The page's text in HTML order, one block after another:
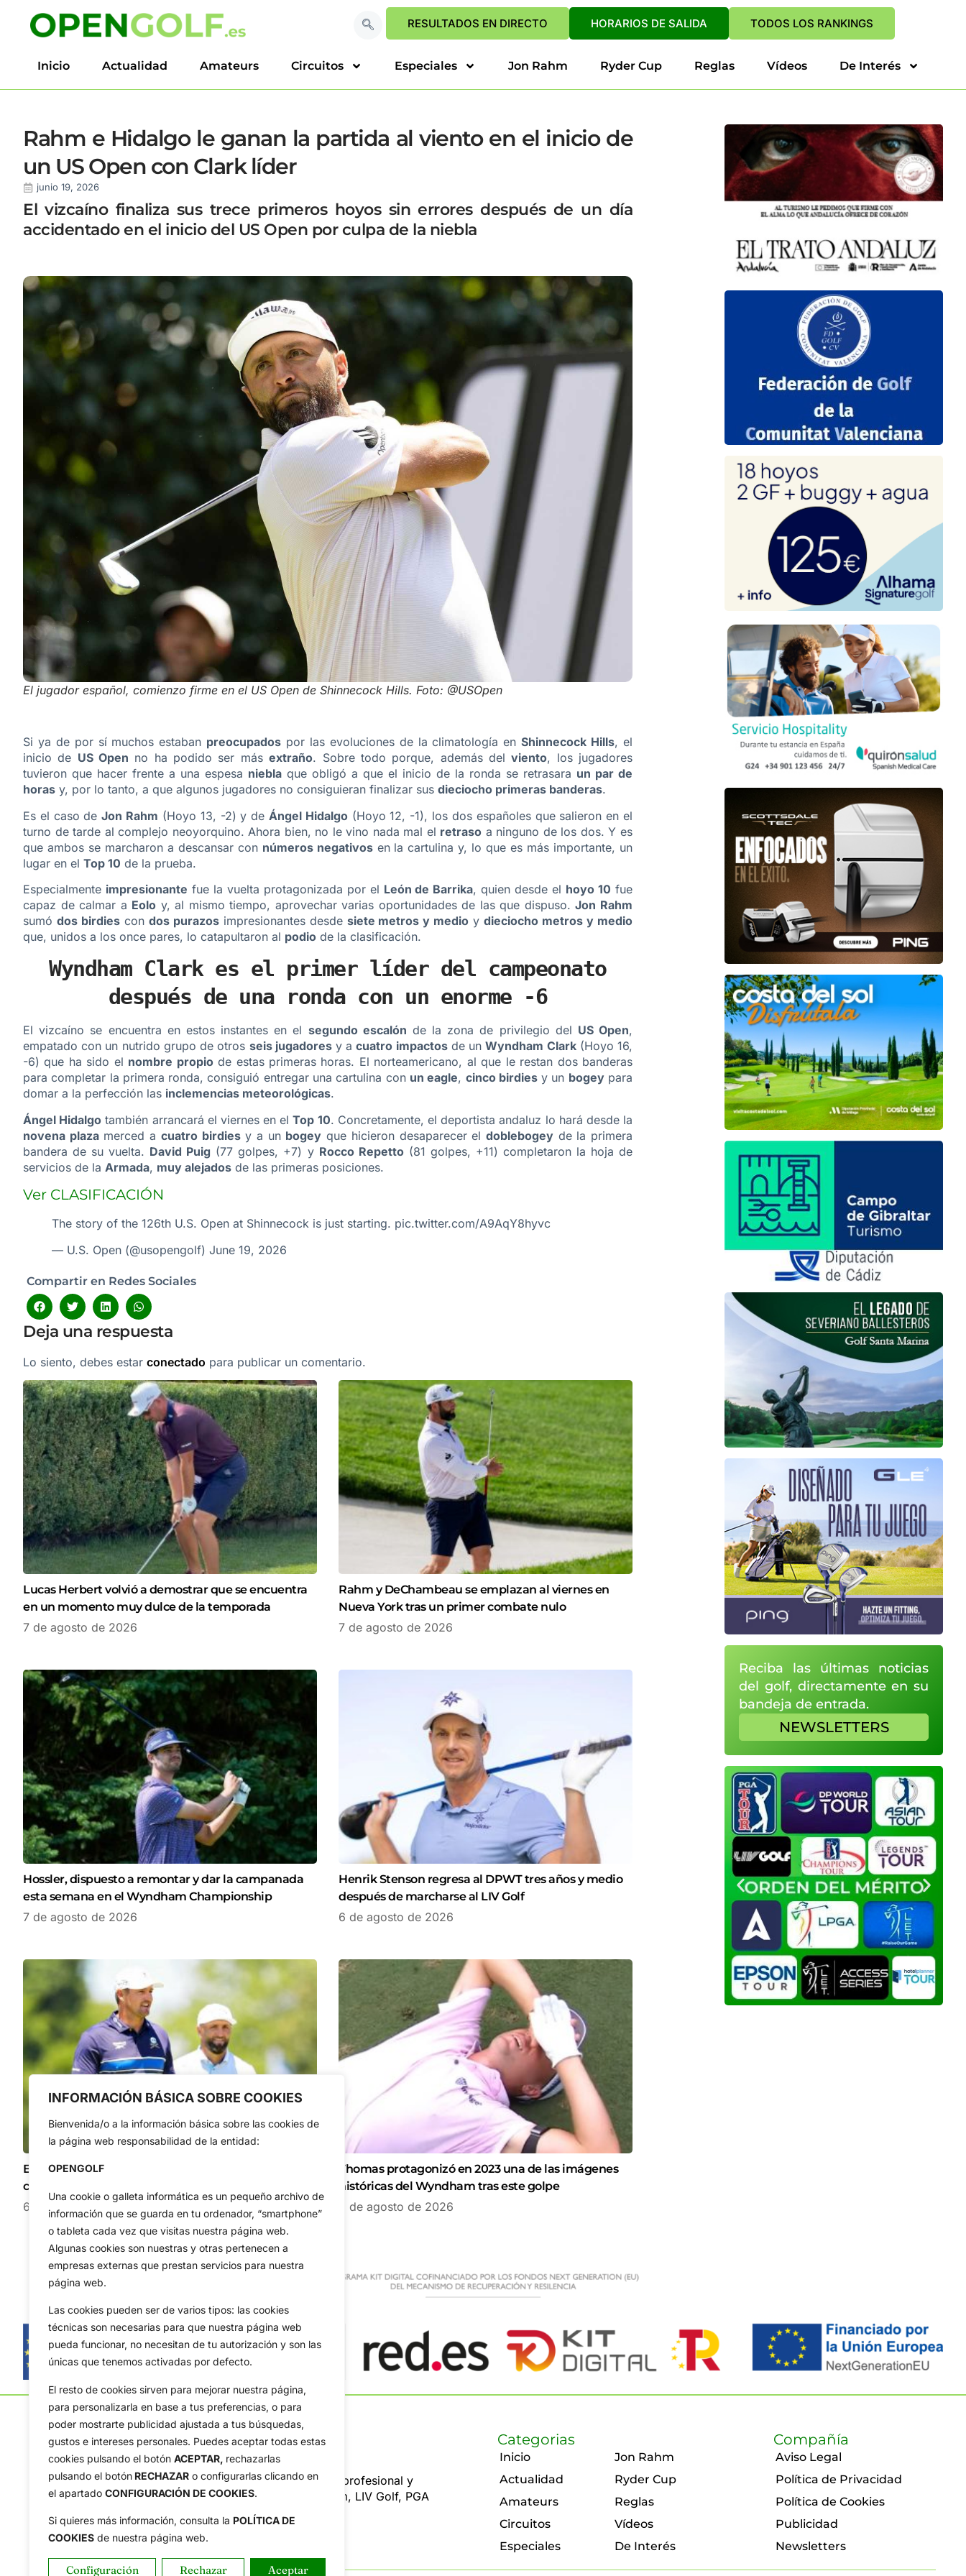
INFORMACIÓN BÁSICA SOBRE COOKIES
Bienvenida/o a la información básica sobre las cookies de
la página web responsabilidad de la entidad:
OPENGOLF
Una cookie o galleta informática es un pequeño archivo de
información que se guarda en tu ordenador, “smartphone”
o tableta cada vez que visitas nuestra página web.
Algunas cookies son nuestras y otras pertenecen a
empresas externas que prestan servicios para nuestra
página web.
Las cookies pueden ser de varios tipos: las cookies
técnicas son necesarias para que nuestra página web
pueda funcionar, no necesitan de tu autorización y son las
únicas que tenemos activadas por defecto.
El resto de cookies sirven para mejorar nuestra página,
para personalizarla en base a tus preferencias, o para
poder mostrarte publicidad ajustada a tus búsquedas,
gustos e intereses personales. Puedes aceptar todas estas
cookies pulsando el botón ACEPTAR, rechazarlas
pulsando el botón RECHAZAR o configurarlas clicando en
el apartado CONFIGURACIÓN DE COOKIES.
Si quieres más información, consulta la POLÍTICA DE
COOKIES de nuestra página web.
Configuración Rechazar Aceptar
RESULTADOS EN DIRECTO HORARIOS DE SALIDA TODOS LOS RANKINGS
Inicio Actualidad Amateurs Circuitos Especiales Jon Rahm Ryder Cup Reglas Vídeos De Interés
Rahm e Hidalgo le ganan la partida al viento en el inicio de
un US Open con Clark líder
junio 19, 2026
El vizcaíno finaliza sus trece primeros hoyos sin errores después de un día
accidentado en el inicio del US Open por culpa de la niebla
El jugador español, comienzo firme en el US Open de Shinnecock Hills. Foto: @USOpen
Si ya de por sí muchos estaban preocupados por las evoluciones de la climatología enShinnecock Hills, el
inicio de US Open no ha podido ser másextraño. Sobre todo porque, además delviento, los jugadores
tuvieron que hacer frente a una espesa niebla que obligó a que el inicio de la ronda se retrasara un par de
horas y, por lo tanto, a que algunos jugadores no consiguieran finalizar sus dieciocho primeras banderas.
Es el caso deJon Rahm (Hoyo 13, -2) y de Ángel Hidalgo(Hoyo 12, -1), los dos españoles que salieron en el
turno de tarde al complejo neoyorquino. Ahora bien, no le vino nada mal el retraso a ninguno de los dos. Y es
que ambos se marcharon a descansar con números negativosen la cartulina y, lo que es más importante, un
lugar en el Top 10 de la prueba.
Especialmente impresionante fue la vuelta protagonizada por el León de Barrika, quien desde el hoyo 10 fue
capaz de calmar a Eolo y, al mismo tiempo, aprovechar varias oportunidades de las que dispuso.Jon Rahm
sumó dos birdiescon dos purazosimpresionantes desde siete metros y medio ydieciocho metros y medio
que, unidos a los once pares, lo catapultaron al podio de la clasificación.
Wyndham Clark es el primer líder del campeonato
después de una ronda con un enorme -6
El vizcaíno se encuentra en estos instantes en el segundo escalón de la zona de privilegio del US Open,
empatado con un nutrido grupo de otros seis jugadoresy acuatro impactosde unWyndham Clark(Hoyo 16,
-6) que ha sido el nombre propiode estas primeras horas. El norteamericano, al que le restan dos banderas
para completar la primera ronda, consiguió entregar una cartulina con un eagle, cinco birdiesy un bogeypara
domar a la perfección las inclemencias meteorológicas.
Ángel Hidalgo también arrancará el viernes en elTop 10. Concretamente, el deportista andaluz lo hará desde la
novena plazamerced a cuatro birdiesy a un bogey que hicieron desaparecer el doblebogeyde la primera
bandera de su vuelta. David Puig (77 golpes, +7) y Rocco Repetto(81 golpes, +11) completaron la hoja de
servicios de la Armada, muy alejados de las primeras posiciones.
Ver CLASIFICACIÓN
The story of the 126th U.S. Open at Shinnecock is just starting. pic.twitter.com/A9AqY8hyvc
— U.S. Open (@usopengolf) June 19, 2026
Compartir en Redes Sociales
Deja una respuesta
Lo siento, debes estar conectado para publicar un comentario.
Lucas Herbert volvió a demostrar que se encuentra
en un momento muy dulce de la temporada
7 de agosto de 2026
Rahm y DeChambeau se emplazan al viernes en
Nueva York tras un primer combate nulo
7 de agosto de 2026
Hossler, dispuesto a remontar y dar la campanada
esta semana en el Wyndham Championship
7 de agosto de 2026
Henrik Stenson regresa al DPWT tres años y medio
después de marcharse al LIV Golf
6 de agosto de 2026
Estos son los escenarios para coronar a Jon Rahm
campeón del LIV Golf 2026 en Nueva York
6 de agosto de 2026
Thomas protagonizó en 2023 una de las imágenes
históricas del Wyndham tras este golpe
6 de agosto de 2026
Reciba las últimas noticias
del golf, directamente en su
bandeja de entrada.
NEWSLETTERS
OpenGolf ofrece toda la actualidad, información del golf profesional y
amateur, resultados en directo, vídeos, noticias, Jon Rahm, LIV Golf, PGA
Tour, Ryder Cup, DP World Tour, LPGA Tour...
Categorias
Inicio
Actualidad
Amateurs
Circuitos
Especiales
Jon Rahm
Ryder Cup
Reglas
Vídeos
De Interés
Compañía
Aviso Legal
Política de Privacidad
Política de Cookies
Publicidad
Newsletters